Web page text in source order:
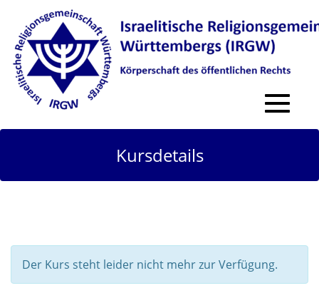
Toggle
Kursdetails
Der Kurs steht leider nicht mehr zur Verfügung.